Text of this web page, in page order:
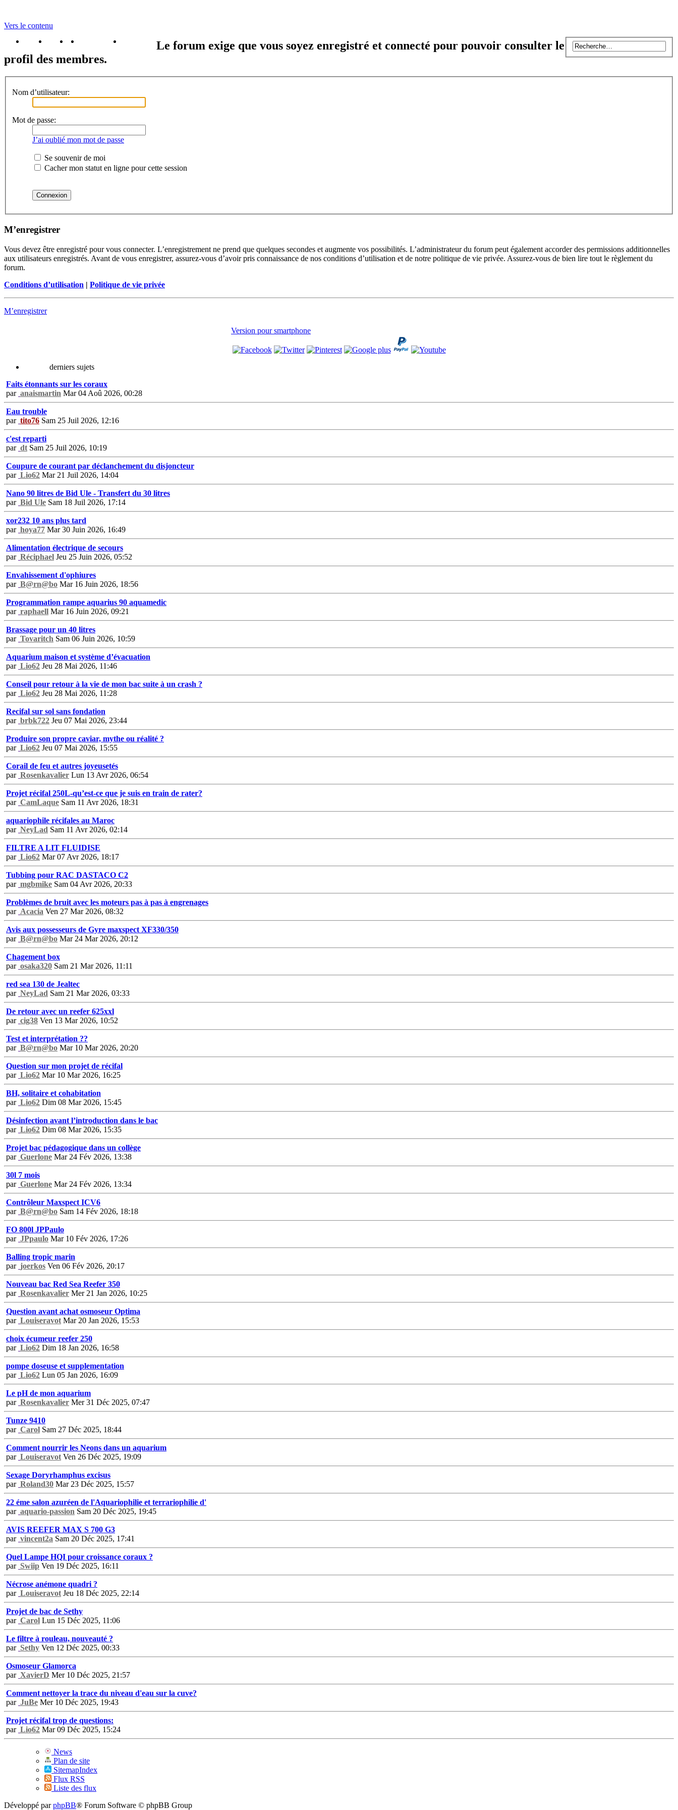
Vers le contenu
portail
forum faq m'enregister
Le forum exige que vous soyez enregistré et connecté pour pouvoir consulter le
profil des membres.
Nom d’utilisateur:
Mot de passe:
J’ai oublié mon mot de passe
Se souvenir de moi
Cacher mon statut en ligne pour cette session
M’enregistrer
Vous devez être enregistré pour vous connecter. L’enregistrement ne prend que quelques secondes et augmente vos possibilités. L’administrateur du forum peut également accorder des permissions additionnelles
aux utilisateurs enregistrés. Avant de vous enregistrer, assurez-vous d’avoir pris connaissance de nos conditions d’utilisation et de notre politique de vie privée. Assurez-vous de bien lire tout le règlement du
forum.
Conditions d’utilisation | Politique de vie privée
M’enregistrer
Version pour smartphone
derniers sujets
Faits étonnants sur les coraux
par anaismartin Mar 04 Aoû 2026, 00:28
Eau trouble
par tito76 Sam 25 Juil 2026, 12:16
c'est reparti
par dt Sam 25 Juil 2026, 10:19
Coupure de courant par déclanchement du disjoncteur
par Lio62 Mar 21 Juil 2026, 14:04
Nano 90 litres de Bid Ule - Transfert du 30 litres
par Bid Ule Sam 18 Juil 2026, 17:14
xor232 10 ans plus tard
par hoya77 Mar 30 Juin 2026, 16:49
Alimentation électrique de secours
par Réciphael Jeu 25 Juin 2026, 05:52
Envahissement d'ophiures
par B@rn@bo Mar 16 Juin 2026, 18:56
Programmation rampe aquarius 90 aquamedic
par raphaell Mar 16 Juin 2026, 09:21
Brassage pour un 40 litres
par Tovaritch Sam 06 Juin 2026, 10:59
Aquarium maison et système d’évacuation
par Lio62 Jeu 28 Mai 2026, 11:46
Conseil pour retour à la vie de mon bac suite à un crash ?
par Lio62 Jeu 28 Mai 2026, 11:28
Recifal sur sol sans fondation
par brbk722 Jeu 07 Mai 2026, 23:44
Produire son propre caviar, mythe ou réalité ?
par Lio62 Jeu 07 Mai 2026, 15:55
Corail de feu et autres joyeusetés
par Rosenkavalier Lun 13 Avr 2026, 06:54
Projet récifal 250L-qu’est-ce que je suis en train de rater?
par CamLaque Sam 11 Avr 2026, 18:31
aquariophile récifales au Maroc
par NeyLad Sam 11 Avr 2026, 02:14
FILTRE A LIT FLUIDISE
par Lio62 Mar 07 Avr 2026, 18:17
Tubbing pour RAC DASTACO C2
par mgbmike Sam 04 Avr 2026, 20:33
Problèmes de bruit avec les moteurs pas à pas à engrenages
par Acacia Ven 27 Mar 2026, 08:32
Avis aux possesseurs de Gyre maxspect XF330/350
par B@rn@bo Mar 24 Mar 2026, 20:12
Chagement box
par osaka320 Sam 21 Mar 2026, 11:11
red sea 130 de Jealtec
par NeyLad Sam 21 Mar 2026, 03:33
De retour avec un reefer 625xxl
par cig38 Ven 13 Mar 2026, 10:52
Test et interprétation ??
par B@rn@bo Mar 10 Mar 2026, 20:20
Question sur mon projet de récifal
par Lio62 Mar 10 Mar 2026, 16:25
BH, solitaire et cohabitation
par Lio62 Dim 08 Mar 2026, 15:45
Désinfection avant l’introduction dans le bac
par Lio62 Dim 08 Mar 2026, 15:35
Projet bac pédagogique dans un collège
par Guerlone Mar 24 Fév 2026, 13:38
30l 7 mois
par Guerlone Mar 24 Fév 2026, 13:34
Contrôleur Maxspect ICV6
par B@rn@bo Sam 14 Fév 2026, 18:18
FO 800l JPPaulo
par JPpaulo Mar 10 Fév 2026, 17:26
Balling tropic marin
par joerkos Ven 06 Fév 2026, 20:17
Nouveau bac Red Sea Reefer 350
par Rosenkavalier Mer 21 Jan 2026, 10:25
Question avant achat osmoseur Optima
par Louiseravot Mar 20 Jan 2026, 15:53
choix écumeur reefer 250
par Lio62 Dim 18 Jan 2026, 16:58
pompe doseuse et supplementation
par Lio62 Lun 05 Jan 2026, 16:09
Le pH de mon aquarium
par Rosenkavalier Mer 31 Déc 2025, 07:47
Tunze 9410
par Carol Sam 27 Déc 2025, 18:44
Comment nourrir les Neons dans un aquarium
par Louiseravot Ven 26 Déc 2025, 19:09
Sexage Doryrhamphus excisus
par Roland30 Mar 23 Déc 2025, 15:57
22 éme salon azuréen de l'Aquariophilie et terrariophilie d'
par aquario-passion Sam 20 Déc 2025, 19:45
AVIS REEFER MAX S 700 G3
par vincent2a Sam 20 Déc 2025, 17:41
Quel Lampe HQI pour croissance coraux ?
par Swiip Ven 19 Déc 2025, 16:11
Nécrose anémone quadri ?
par Louiseravot Jeu 18 Déc 2025, 22:14
Projet de bac de Sethy
par Carol Lun 15 Déc 2025, 11:06
Le filtre à rouleau, nouveauté ?
par Sethy Ven 12 Déc 2025, 00:33
Osmoseur Glamorca
par XavierD Mer 10 Déc 2025, 21:57
Comment nettoyer la trace du niveau d'eau sur la cuve?
par JuBe Mer 10 Déc 2025, 19:43
Projet récifal trop de questions:
par Lio62 Mar 09 Déc 2025, 15:24
News
Plan de site
SitemapIndex
Flux RSS
Liste des flux
Développé parphpBB® Forum Software © phpBB Group